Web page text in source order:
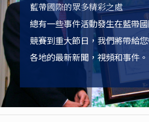
藍帶國際的眾多精彩之處
總有一些事件活動發生在藍帶
競賽到重大節日，我們將帶給
各地的最新新聞，視頻和事件。